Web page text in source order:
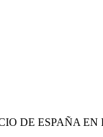
DE ESPAÑA EN